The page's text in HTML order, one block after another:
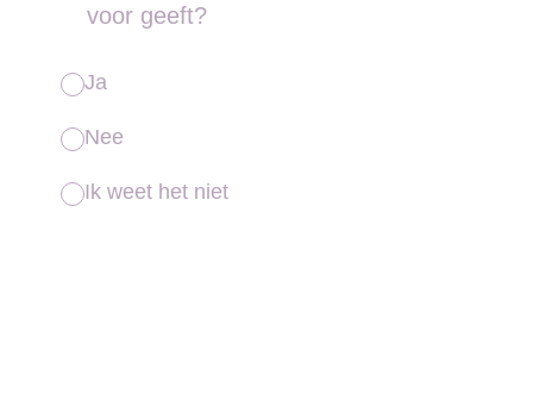
voor geeft?
Ja
Nee
Ik weet het niet